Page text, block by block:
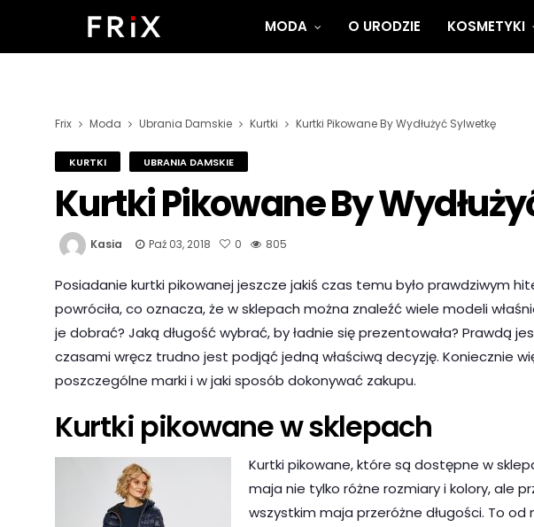
MODA O URODZIE KOSMETYKI
Frix Moda Ubrania Damskie Kurtki Kurtki Pikowane By Wydłużyć Sylwetkę
KURTKI UBRANIA DAMSKIE
Kurtki Pikowane By
Kasia Paź 03, 2018 0 805
Posiadanie kurtki pikowanej jeszcze jakiś czas temu było prawdziwym
powróciła, co oznacza, że w sklepach można znaleźć wiele modeli
je dobrać? Jaką długość wybrać, by ładnie się prezentowała? Prawdą
czasami wręcz trudno jest podjąć jedną właściwą decyzję. Koniecznie
poszczególne marki i w jaki sposób dokonywać zakupu.
Kurtki pikowane w sklepach
Kurtki pikowane, które są dostępne w
maja nie tylko różne rozmiary i kolory, ale
wszystkim maja przeróżne długości. To od